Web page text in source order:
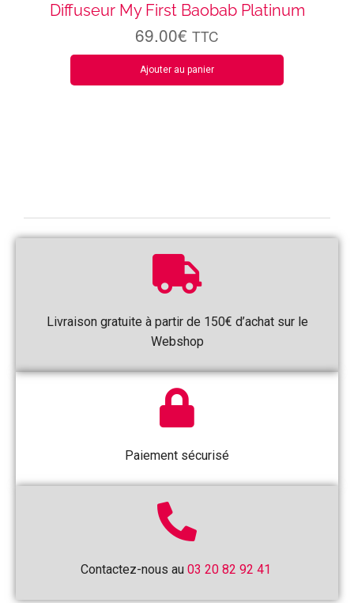
Diffuseur My First Baobab Platinum
69.00€ TTC
Ajouter au panier
Livraison gratuite à partir de 150€ d’achat sur le
Webshop
Paiement sécurisé
Contactez-nous au 03 20 82 92 41